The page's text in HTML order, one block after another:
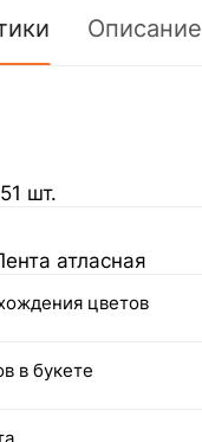
Описание
шт.
атласная
цветов
в букете